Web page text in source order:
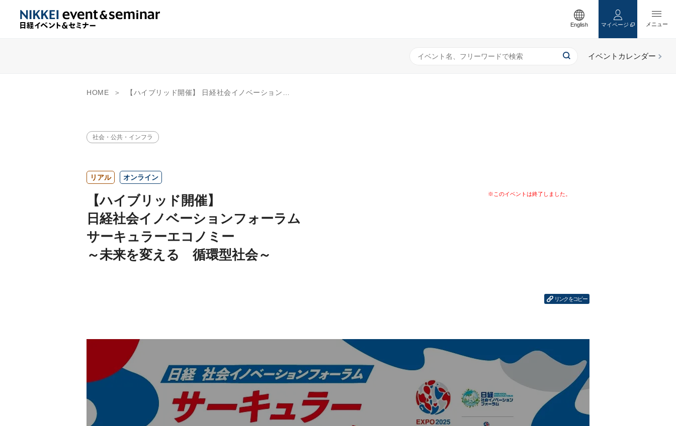
English マイページ
HOME 【ハイブリッド開催】 日経社会イノベーションフォーラム サーキュラーエコノミー ～未来を変える 循環型社会～
社会・公共・インフラ
リアル オンライン
【ハイブリッド開催】
日経社会イノベーションフォーラム
サーキュラーエコノミー
～未来を変える 循環型社会～
リンクをコピー